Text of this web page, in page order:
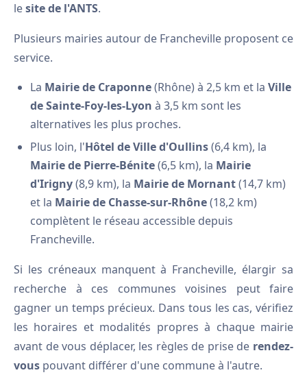
lesite de l'ANTS.
Plusieurs mairies autour de Francheville proposent ce
service.
La Mairie de Craponne(Rhône) à 2,5 km et la Ville
de Sainte-Foy-les-Lyon à 3,5 km sont les
alternatives les plus proches.
Plus loin, l'Hôtel de Ville d'Oullins(6,4 km), la
Mairie de Pierre-Bénite(6,5 km), la Mairie
d'Irigny(8,9 km), la Mairie de Mornant(14,7 km)
et la Mairie de Chasse-sur-Rhône(18,2 km)
complètent le réseau accessible depuis
Francheville.
Si les créneaux manquent à Francheville, élargir sa
recherche à ces communes voisines peut faire
gagner un temps précieux. Dans tous les cas, vérifiez
les horaires et modalités propres à chaque mairie
avant de vous déplacer, les règles de prise de rendez-
vous pouvant différer d'une commune à l'autre.